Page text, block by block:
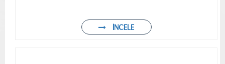
İNCELE